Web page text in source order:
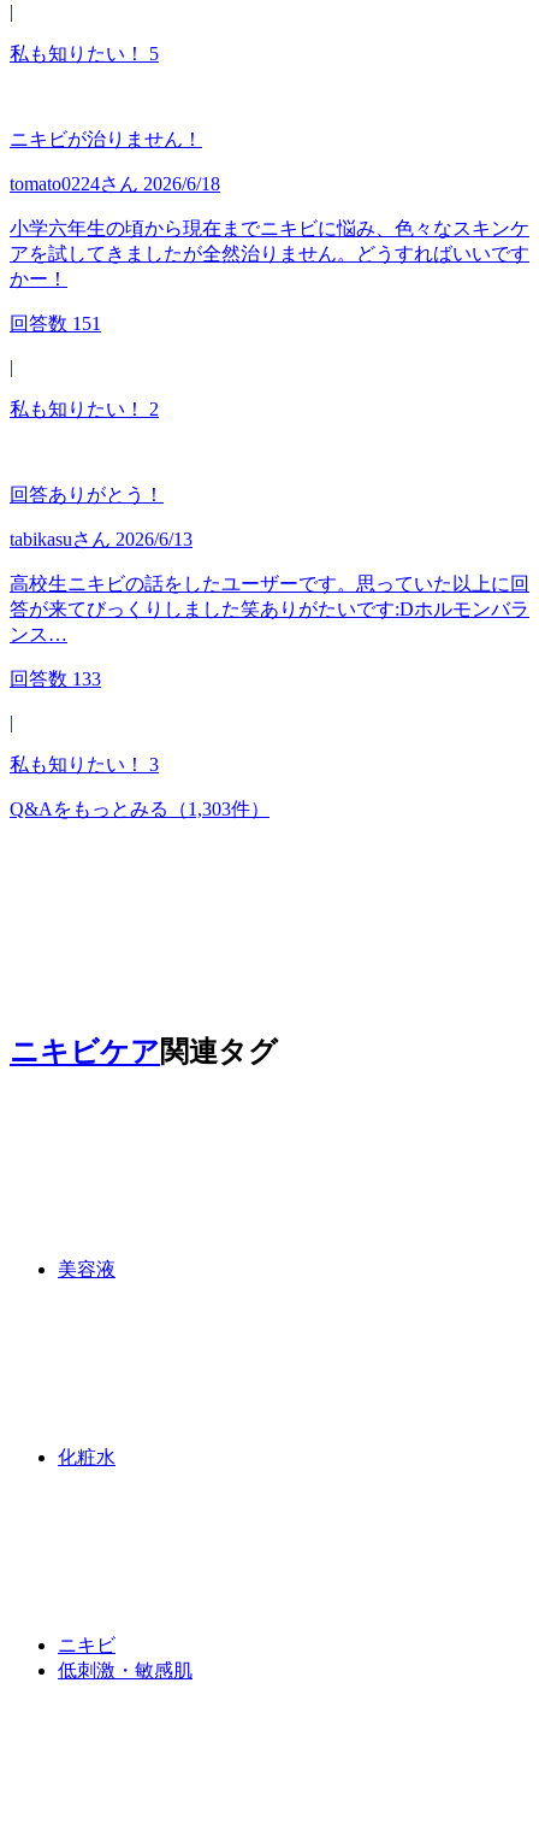
|
私も知りたい！ 5
ニキビが治りません！
tomato0224さん 2026/6/18
小学六年生の頃から現在までニキビに悩み、色々なスキンケ
アを試してきましたが全然治りません。どうすればいいです
かー！
回答数 151
|
私も知りたい！ 2
回答ありがとう！
tabikasuさん 2026/6/13
高校生ニキビの話をしたユーザーです。思っていた以上に回
答が来てびっくりしました笑ありがたいです:Dホルモンバラ
ンス…
回答数 133
|
私も知りたい！ 3
Q&Aをもっとみる （1,303件）
ニキビケア関連タグ
美容液
化粧水
ニキビ
低刺激・敏感肌